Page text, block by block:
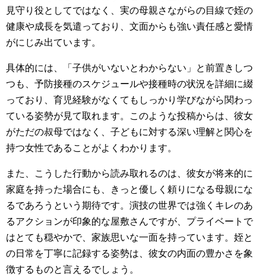
見守り役としてではなく、実の母親さながらの目線で姪の
健康や成長を気遣っており、文面からも強い責任感と愛情
がにじみ出ています。
具体的には、「子供がいないとわからない」と前置きしつ
つも、予防接種のスケジュールや接種時の状況を詳細に綴
っており、育児経験がなくてもしっかり学びながら関わっ
ている姿勢が見て取れます。このような投稿からは、彼女
がただの叔母ではなく、子どもに対する深い理解と関心を
持つ女性であることがよくわかります。
また、こうした行動から読み取れるのは、彼女が将来的に
家庭を持った場合にも、きっと優しく頼りになる母親にな
るであろうという期待です。演技の世界では強くキレのあ
るアクションが印象的な屋敷さんですが、プライベートで
はとても穏やかで、家族思いな一面を持っています。姪と
の日常を丁寧に記録する姿勢は、彼女の内面の豊かさを象
徴するものと言えるでしょう。